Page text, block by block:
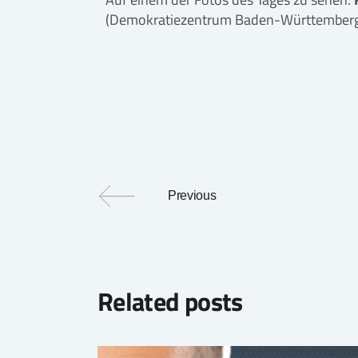
(Demokratiezentrum Baden-
Previous
Related posts